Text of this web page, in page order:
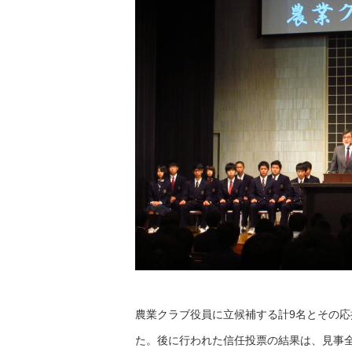
農業クラブ役員に立候補する計9名とその
た。後に行われた信任投票の結果は、見事